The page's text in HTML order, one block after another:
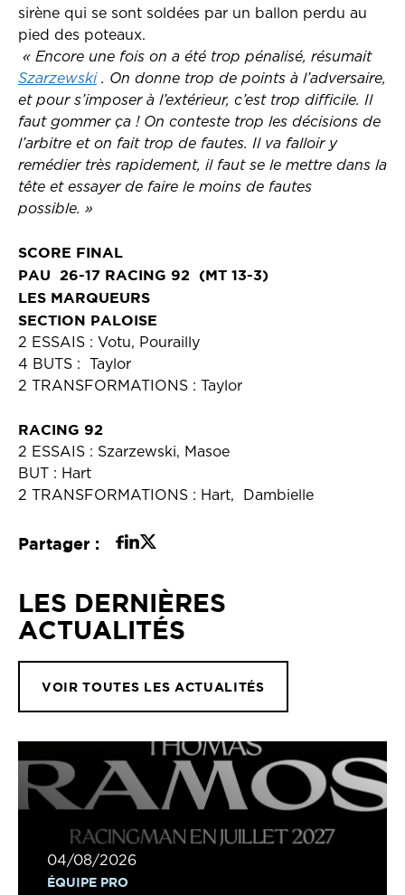
sirène qui se sont soldées par un ballon perdu au
pied des poteaux.
« Encore une fois on a été trop pénalisé, résumait
Szarzewski. On donne trop de points à l’adversaire,
et pour s’imposer à l’extérieur, c’est trop difficile. Il
faut gommer ça ! On conteste trop les décisions de
l’arbitre et on fait trop de fautes. Il va falloir y
remédier très rapidement, il faut se le mettre dans la
tête et essayer de faire le moins de fautes
possible. »
SCORE FINAL
PAU 26-17 RACING 92 (MT 13-3)
LES MARQUEURS
SECTION PALOISE
2 ESSAIS : Votu, Pourailly
4 BUTS : Taylor
2 TRANSFORMATIONS : Taylor
RACING 92
2 ESSAIS : Szarzewski, Masoe
BUT : Hart
2 TRANSFORMATIONS : Hart, Dambielle
Partager :
LES DERNIÈRES
ACTUALITÉS
VOIR TOUTES LES ACTUALITÉS
04/08/2026
ÉQUIPE PRO